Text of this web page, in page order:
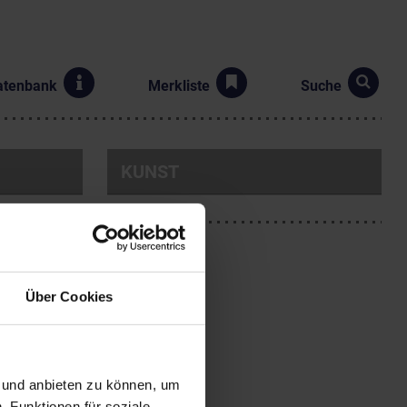
Über Cookies
anbieten zu können, um
Merkliste Suche
zunächst als
Er studiert am